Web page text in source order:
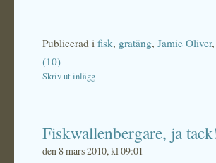
Publicerad i fisk, gratäng, Jamie Oliver,
(10)
Skriv ut inlägg
Fiskwallenbergare, ja
den 8 mars 2010, kl 09:01